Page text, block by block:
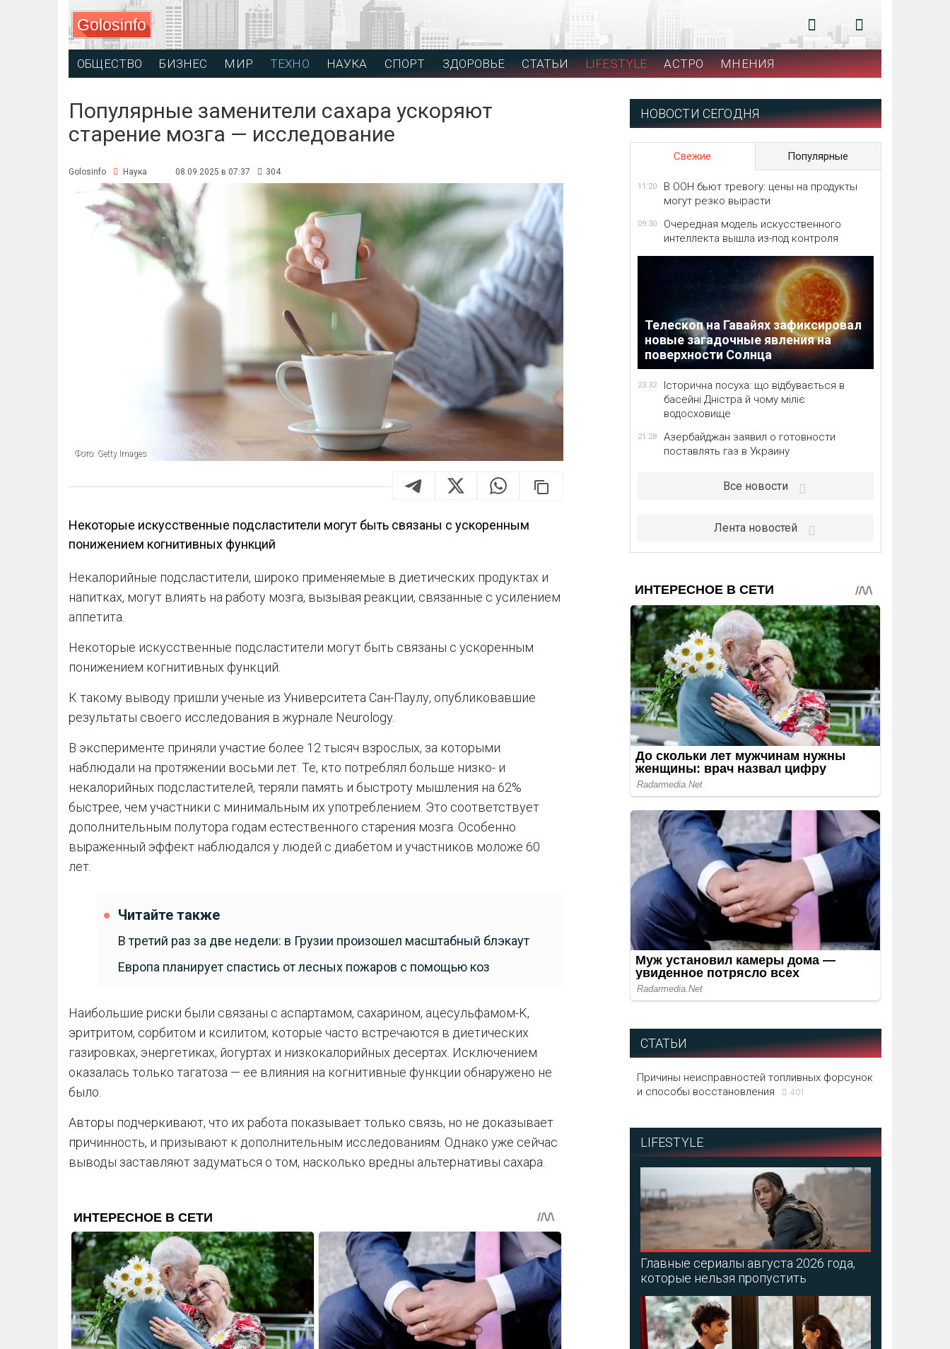
Golosinfo
ОБЩЕСТВО БИЗНЕС МИР ТЕХНО НАУКА СПОРТ ЗДОРОВЬЕ СТАТЬИ LIFESTYLE АСТРО МНЕНИЯ
Популярные заменители сахара ускоряют
старение мозга — исследование
Golosinfo Наука 08.09.2025 в 07:37 304
Фото: Getty Images
Некоторые искусственные подсластители могут быть связаны с ускоренным
понижением когнитивных функций
Некалорийные подсластители, широко применяемые в диетических продуктах и
напитках, могут влиять на работу мозга, вызывая реакции, связанные с усилением
аппетита.
Некоторые искусственные подсластители могут быть связаны с ускоренным
понижением когнитивных функций.
К такому выводу пришли ученые из Университета Сан-Паулу, опубликовавшие
результаты своего исследования в журнале Neurology.
В эксперименте приняли участие более 12 тысяч взрослых, за которыми
наблюдали на протяжении восьми лет. Те, кто потреблял больше низко- и
некалорийных подсластителей, теряли память и быстроту мышления на 62%
быстрее, чем участники с минимальным их употреблением. Это соответствует
дополнительным полутора годам естественного старения мозга. Особенно
выраженный эффект наблюдался у людей с диабетом и участников моложе 60
лет.
Читайте также
В третий раз за две недели: в Грузии произошел масштабный блэкаут
Европа планирует спастись от лесных пожаров с помощью коз
Наибольшие риски были связаны с аспартамом, сахарином, ацесульфамом-K,
эритритом, сорбитом и ксилитом, которые часто встречаются в диетических
газировках, энергетиках, йогуртах и низкокалорийных десертах. Исключением
оказалась только тагатоза — ее влияния на когнитивные функции обнаружено не
было.
Авторы подчеркивают, что их работа показывает только связь, но не доказывает
причинность, и призывают к дополнительным исследованиям. Однако уже сейчас
выводы заставляют задуматься о том, насколько вредны альтернативы сахара.
НОВОСТИ СЕГОДНЯ
Свежие Популярные
11:20
В ООН бьют тревогу: цены на продукты
могут резко вырасти
09:30
Очередная модель искусственного
интеллекта вышла из-под контроля
Телескоп на Гавайях зафиксировал
новые загадочные явления на
поверхности Солнца
23:32
Історична посуха: що відбувається в
басейні Дністра й чому міліє
водосховище
21:28
Азербайджан заявил о готовности
поставлять газ в Украину
Все новости
Лента новостей
СТАТЬИ
Причины неисправностей топливных форсунок
и способы восстановления
401
LIFESTYLE
Главные сериалы августа 2026 года,
которые нельзя пропустить